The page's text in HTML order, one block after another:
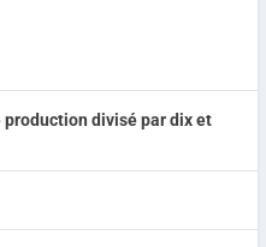
production divisé par dix et